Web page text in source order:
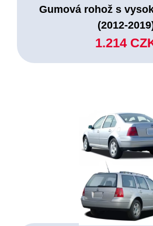
Gumová rohož s
(2012-
1.214